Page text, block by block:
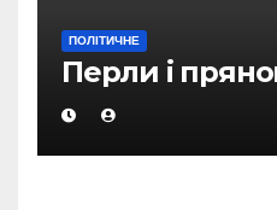
ПОЛІТИЧНЕ
Перли і